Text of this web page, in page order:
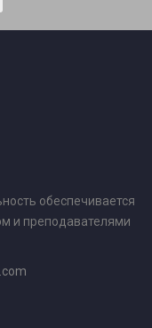
обеспечивается
и преподавателями